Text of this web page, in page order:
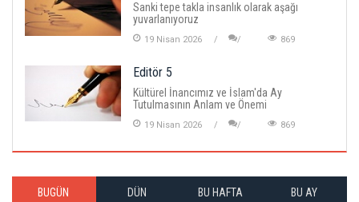
Sanki tepe takla insanlık olarak aşağı
yuvarlanıyoruz
19 Nisan 2026 869
Editör 5
Kültürel İnancımız ve İslam'da Ay
Tutulmasının Anlam ve Önemi
19 Nisan 2026 869
BUGÜN DÜN BU HAFTA BU AY